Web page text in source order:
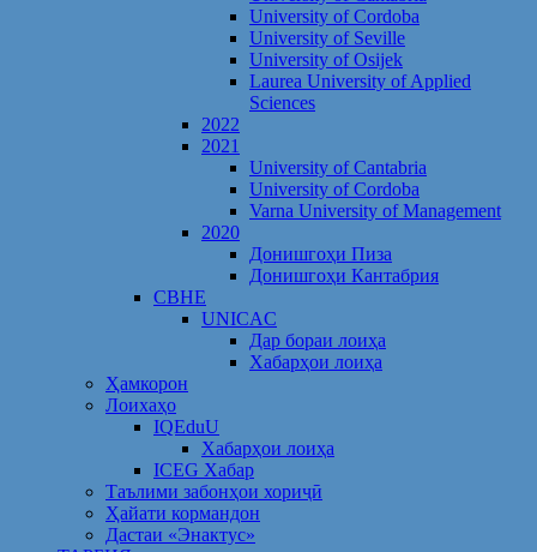
University of Cordoba
University of Seville
University of Osijek
Laurea University of Applied
Sciences
2022
2021
University of Cantabria
University of Cordoba
Varna University of Management
2020
Донишгоҳи Пиза
Донишгоҳи Кантабрия
CBHE
UNICAC
Дар бораи лоиҳа
Хабарҳои лоиҳа
Ҳамкорон
Лоихаҳо
IQEduU
Хабарҳои лоиҳа
ICEG Хабар
Таълими забонҳои хориҷӣ
Ҳайати кормандон
Дастаи «Энактус»